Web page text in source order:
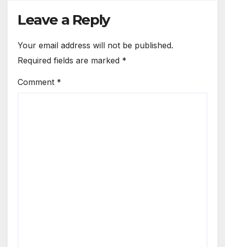
Leave a Reply
Your email address will not be published.
Required fields are marked *
Comment *